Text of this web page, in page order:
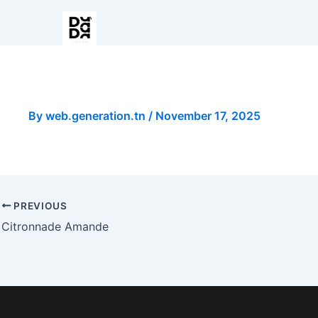
By web.generation.tn / November 17, 2025
PREVIOUS
Citronnade Amande